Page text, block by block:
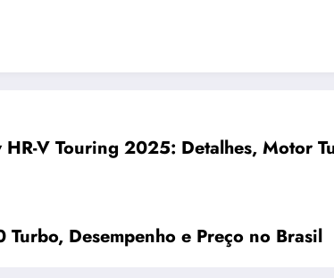
V Touring 2025: Detalhes, Motor
Desempenho e Preço no Brasil